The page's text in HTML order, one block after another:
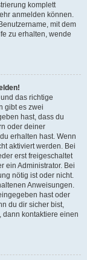
komplett
anmelden können.
mit dem
zu erhalten, wende
das richtige
gibt es zwei
hast, dass du
oder deiner
erhalten hast. Wenn
aktiviert werden. Bei
erst freigeschaltet
ein Administrator. Bei
nötig ist oder nicht.
Anweisungen.
hast oder
du dir sicher bist,
kontaktiere einen